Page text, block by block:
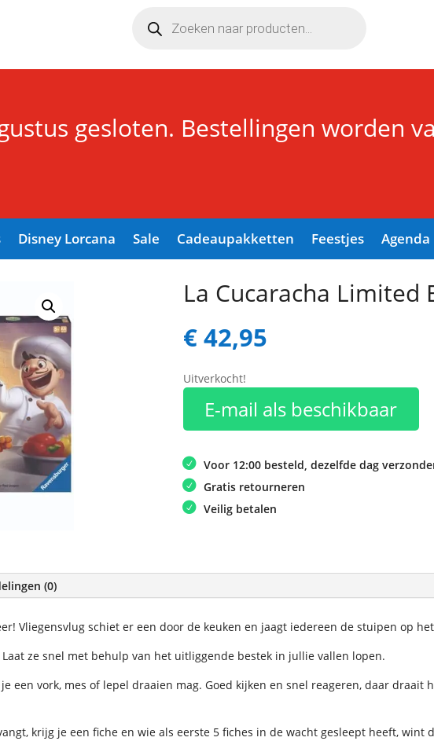
zoeken
gesloten. Bestellingen worden
Disney Lorcana Sale Cadeaupakketten Feestjes Agenda
Kinderen/ La Cucaracha Limited Ed.
La Cucaracha Limited
€42,95
Uitverkocht!
E-mail als beschikbaar
Voor 12:00 besteld, dezelfde dag
Gratis retourneren
Veilig betalen
(0)
Vliegensvlug schiet er een door de keuken en jaagt iedereen de stuipen op
ze snel met behulp van het uitliggende bestek in jullie vallen lopen.
een vork, mes of lepel draaien mag. Goed kijken en snel reageren, daar draait
krijg je een fiche en wie als eerste 5 fiches in de wacht gesleept heeft, wint